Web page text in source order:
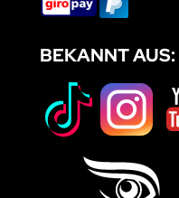
BEKANNT AUS: